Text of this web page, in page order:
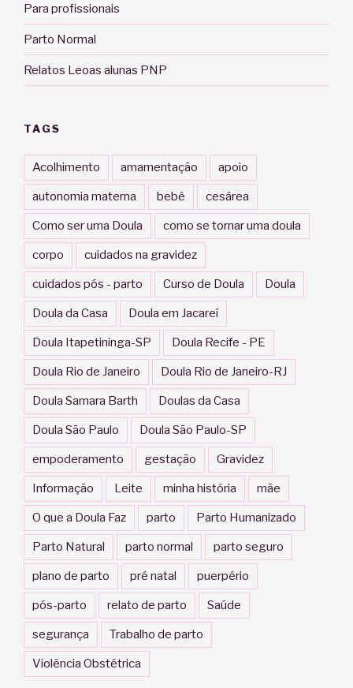
Para profissionais
Parto Normal
Relatos Leoas alunas PNP
TAGS
Acolhimento amamentação apoio
autonomia materna bebê cesárea
Como ser uma Doula como se tornar uma doula
corpo cuidados na gravidez
cuidados pós - parto Curso de Doula Doula
Doula da Casa Doula em Jacareí
Doula Itapetininga-SP Doula Recife - PE
Doula Rio de Janeiro Doula Rio de Janeiro-RJ
Doula Samara Barth Doulas da Casa
Doula São Paulo Doula São Paulo-SP
empoderamento gestação Gravidez
Informação Leite minha história mãe
O que a Doula Faz parto Parto Humanizado
Parto Natural parto normal parto seguro
plano de parto pré natal puerpério
pós-parto relato de parto Saúde
segurança Trabalho de parto
Violência Obstétrica